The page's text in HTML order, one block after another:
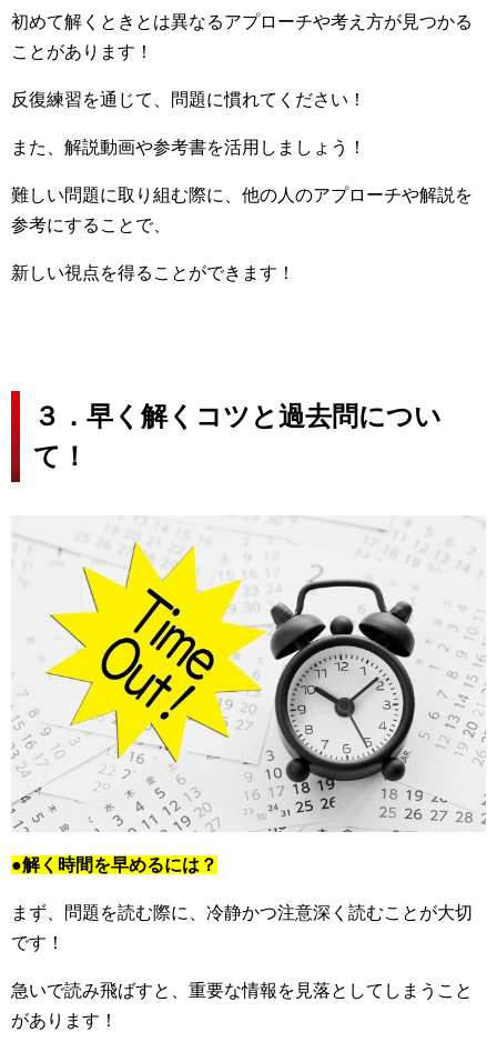
初めて解くときとは異なるアプローチや考え方が見つかる
ことがあります！
反復練習を通じて、問題に慣れてください！
また、解説動画や参考書を活用しましょう！
難しい問題に取り組む際に、他の人のアプローチや解説を
参考にすることで、
新しい視点を得ることができます！
３．早く解くコツと過去問につい
て！
●解く時間を早めるには？
まず、問題を読む際に、冷静かつ注意深く読むことが大切
です！
急いで読み飛ばすと、重要な情報を見落としてしまうこと
があります！